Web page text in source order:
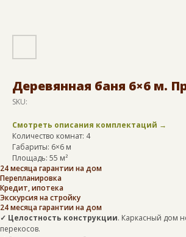
Деревянная баня 6×6 м.
SKU:
Смотреть описания комплектаций →
Количество комнат: 4
Габариты: 6×6 м
Площадь: 55 м²
24 месяца гарантии на дом
Перепланировка
Кредит, ипотека
Экскурсия на стройку
24 месяца гарантии на дом
✓ Целостность конструкции. Каркасный дом
перекосов.